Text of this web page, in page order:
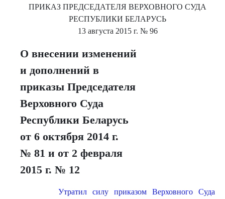
ПРИКАЗ ПРЕДСЕДАТЕЛЯ ВЕРХОВНОГО СУДА
РЕСПУБЛИКИ БЕЛАРУСЬ
13 августа 2015 г. № 96
О внесении изменений
и дополнений в
приказы Председателя
Верховного Суда
Республики Беларусь
от 6 октября 2014 г.
№ 81 и от 2 февраля
2015 г. № 12
Утратил силу приказом Верховного Суда